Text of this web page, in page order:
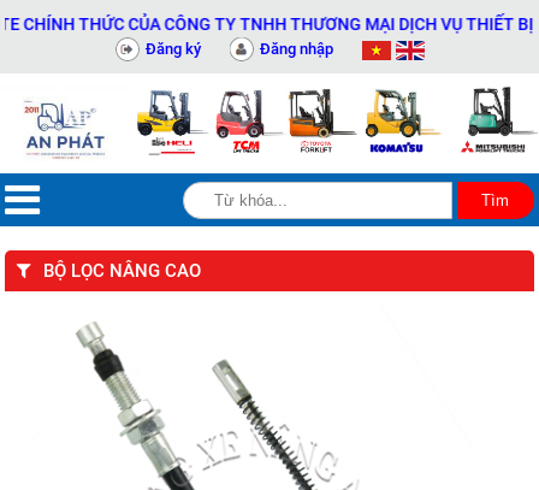
THỨC CỦA CÔNG TY TNHH THƯƠNG MẠI DỊCH VỤ THIẾT BỊ
Đăng ký Đăng nhập
BỘ LỌC NÂNG CAO